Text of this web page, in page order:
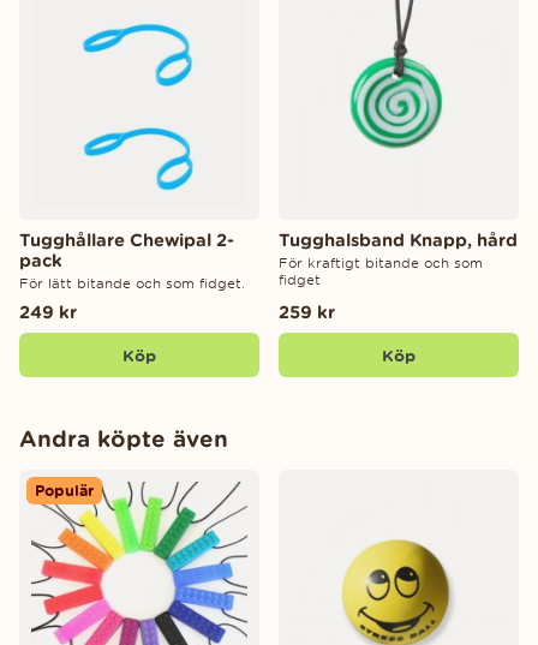
Tugghållare Chewipal 2-
pack
För lätt bitande och som fidget.
249 kr
Köp
Tugghalsband Knapp, hård
För kraftigt bitande och som
fidget
259 kr
Köp
Andra köpte även
Populär